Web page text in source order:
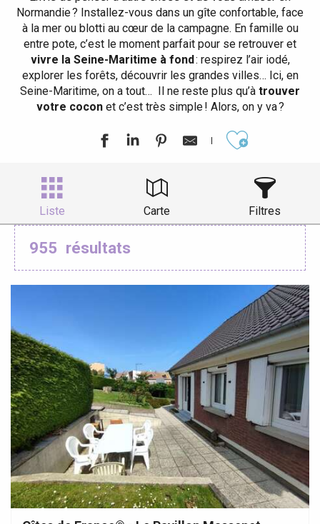
Normandie ? Installez-vous dans un gîte confortable, face
à la mer ou blotti au cœur de la campagne. En famille ou
entre pote, c’est le moment parfait pour se retrouver et
vivre la Seine-Maritime à fond: respirez l’air iodé,
explorer les forêts, découvrir les grandes villes… Ici, en
Seine-Maritime, on a tout… Il ne reste plus qu’à trouver
votre coconet c’est très simple ! Alors, on y va ?
Liste Carte Filtres
955 résultats